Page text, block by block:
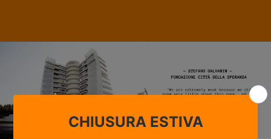
Aprire nuove strade per la cura: il
Black Friday Zamberlan a sostegno
della ricerca Covid-19